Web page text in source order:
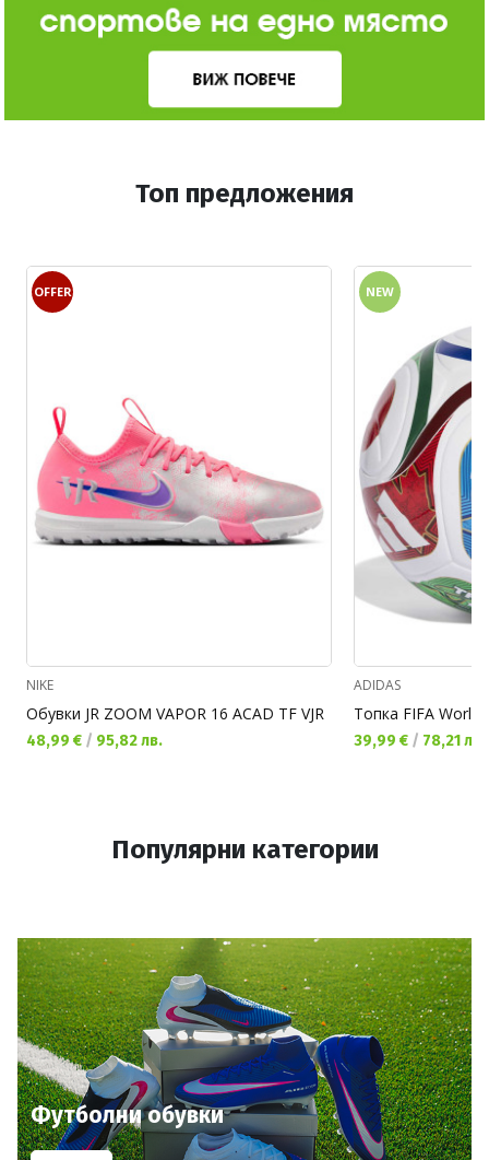
Топ предложения
OFFER
NIKE
Обувки JR ZOOM VAPOR 16 ACAD TF VJR
Текуща цена:
48,99 € / 95,82 лв.
NEW
ADIDAS
Текуща цена:
39,99 € / 78,21 лв.
Популярни категории
Футболни обувки